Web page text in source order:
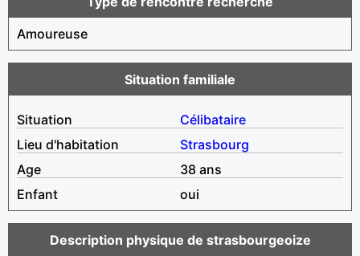
Amoureuse
Situation familiale
Situation
Célibataire
Lieu d'habitation
Strasbourg
Age
38 ans
Enfant
oui
Description physique de strasbourgeoize